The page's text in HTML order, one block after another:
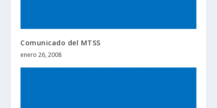
Comunicado del MTSS
enero 26, 2008